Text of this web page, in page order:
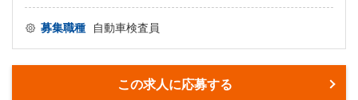
募集職種 自動車検査員
この求人に応募する